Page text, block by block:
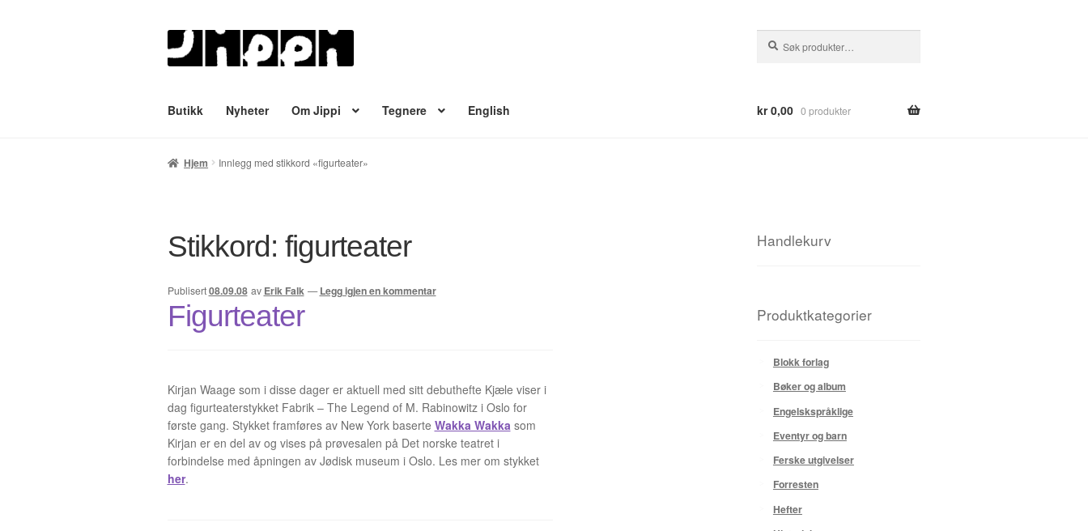
Hopp
til
Hopp
til
etter:
Butikk Nyheter Om Jippi Tegnere English
Hjem English Handlekurv Lenker Min konto
kr0,00 0 produkter
Hjem Innlegg med stikkord «figurteater»
Stikkord: figurteater
Publisert08.09.08 av Erik Falk —Legg igjen en kommentar
Figurteater
Kirjan Waage som i disse dager er aktuell med sitt debuthefte Kjæle viser i
dag figurteaterstykket Fabrik – The Legend of M. Rabinowitz i Oslo for
første gang. Stykket framføres av New York baserte Wakka Wakkasom
Kirjan er en del av og vises på prøvesalen på Det norske teatret i
forbindelse med åpningen av Jødisk museum i Oslo. Les mer om stykket
her.
Handlekurv
Produktkategorier
Blokk forlag
Bøker og album
Engelskspråklige
Eventyr og barn
Ferske utgivelser
Forresten
Hefter